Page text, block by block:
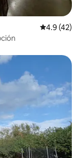
Calificación
4.9 (42)